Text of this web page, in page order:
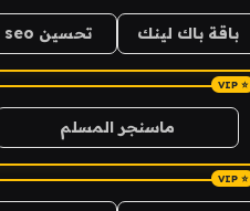
باقة باك لينك تحسين seo
ماسنجر المسلم